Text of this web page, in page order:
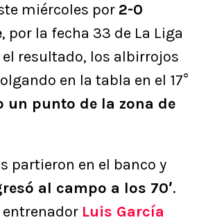
miércoles por 2-0
, por la fecha 33 de La Liga
el resultado, los albirrojos
en la tabla en el 17°
un punto de la zona de
partieron en el banco y
al campo a los 70′.
entrenador Luis García